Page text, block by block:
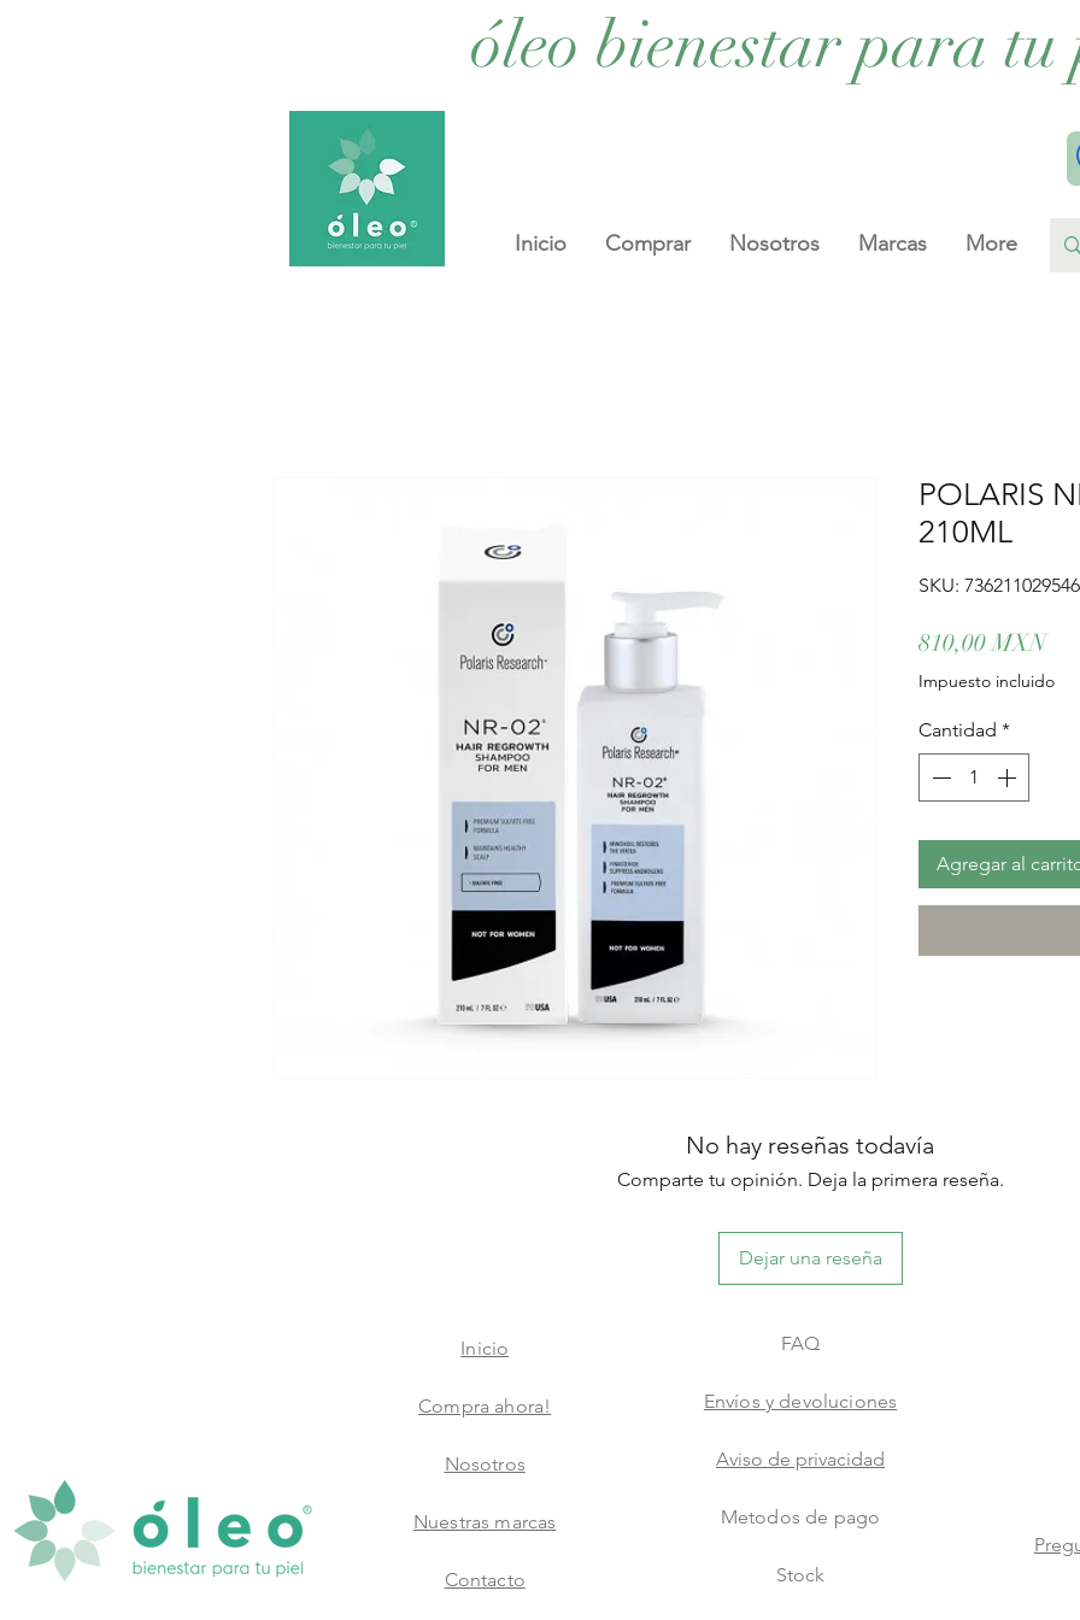
óleo bienestar para tu
Inicio Comprar Nosotros Marcas More
POLARIS
210ML
SKU: 736211029546
810,00 MXN
Impuesto incluido
Cantidad *
Agregar al
No hay reseñas todavía
Comparte tu opinión. Deja la primera reseña.
Dejar una reseña
Inicio
Compra ahora!
Nosotros
Nuestras marcas
Contacto
FAQ
Envíos y devoluciones
Aviso de privacidad
Metodos de pago
Stock